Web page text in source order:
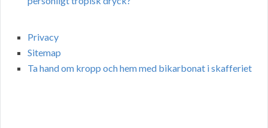
Privacy
Sitemap
Ta hand om kropp och hem med bikarbonat i skafferiet